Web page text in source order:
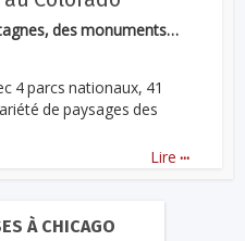
des monuments…
4 parcs nationaux, 41
de paysages des
Lire ...
À CHICAGO